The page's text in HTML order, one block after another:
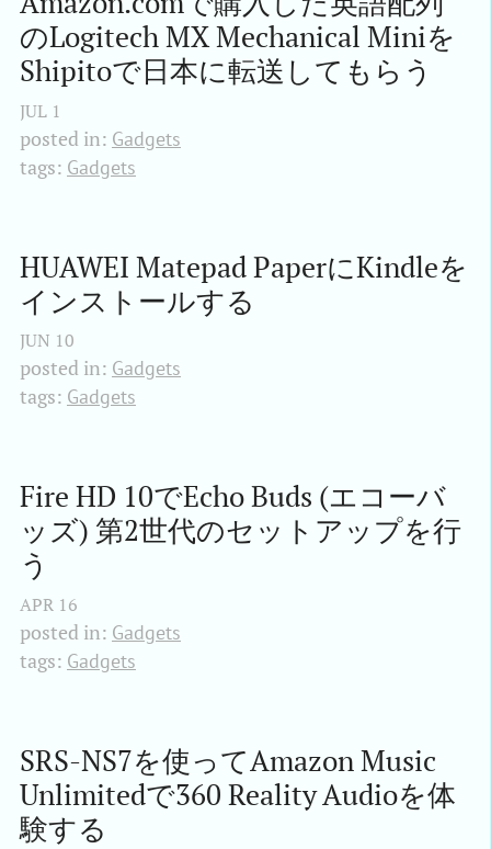
のLogitech MX Mechanical Miniを
Shipitoで日本に転送してもらう
JUL 1
posted in: Gadgets
tags: Gadgets
HUAWEI Matepad PaperにKindleを
インストールする
JUN 10
posted in: Gadgets
tags: Gadgets
Fire HD 10でEcho Buds (エコーバ
ッズ) 第2世代のセットアップを行
う
APR 16
posted in: Gadgets
tags: Gadgets
SRS-NS7を使ってAmazon Music
Unlimitedで360 Reality Audioを体
験する